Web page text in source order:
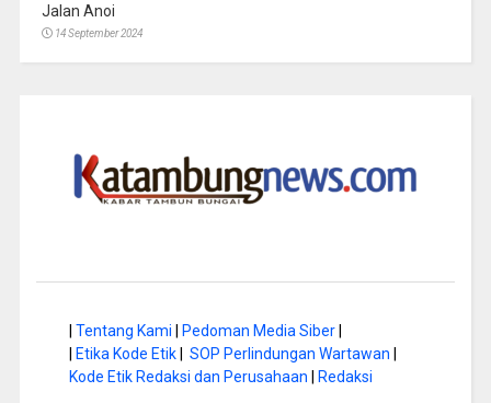
Jalan Anoi
14 September 2024
| Tentang Kami | Pedoman Media Siber|
| Etika Kode Etik| SOP Perlindungan Wartawan |
Kode Etik Redaksi dan Perusahaan | Redaksi